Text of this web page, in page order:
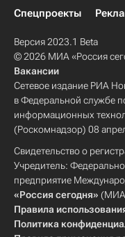
Спецпроекты
Версия 2023.1 Beta
© 2026 МИА «Россия
Вакансии
Сетевое издание РИА
в Федеральной службе
информационных
(Роскомнадзор) 08
Свидетельство о
Учредитель:
предприятие
«Россия сегодня» (МИА
Правила
Политика